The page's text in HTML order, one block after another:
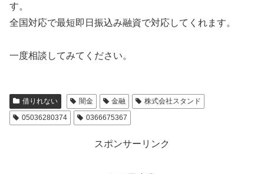
す。
全国対応で最短即日振込み融資で対応してくれます。
一度相談してみてください。
借りれない 闇金 金融
株式会社スタンド
05036280374
0366675367
スポンサーリンク